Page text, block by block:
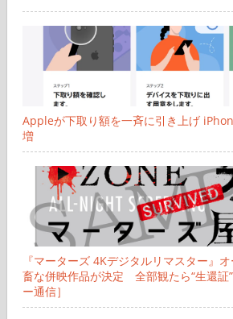
Appleが下取り額を一斉に引き上げ
増
『マーターズ 4Kデジタルリマスター』
畜な併映作品が決定 全部観たら“生還証
ー通信］